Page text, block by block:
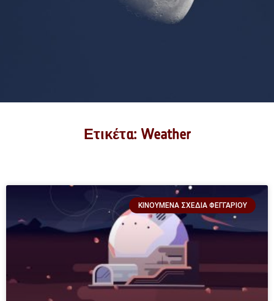
Ετικέτα: Weather
ΚΙΝΟΎΜΕΝΑ ΣΧΈΔΙΑ ΦΕΓΓΑΡΙΟΎ